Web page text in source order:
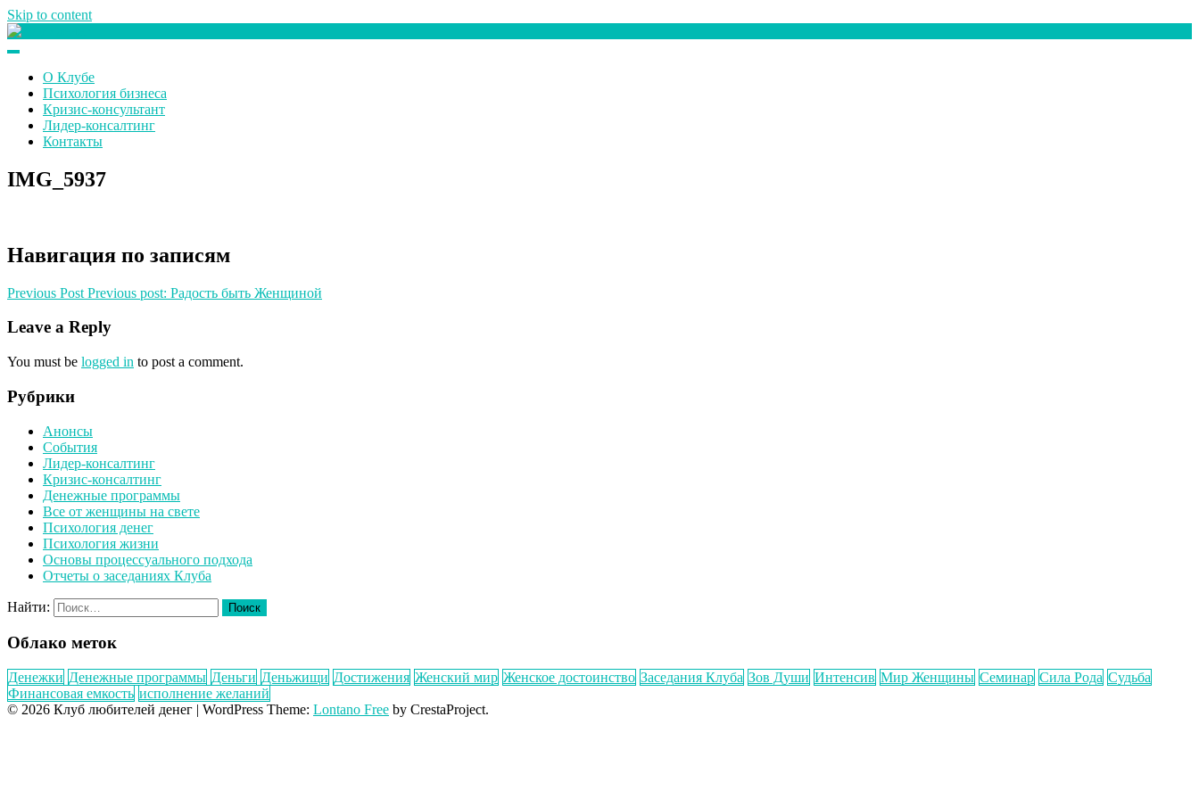
Skip to content
О Клубе
Психология бизнеса
Кризис-консультант
Лидер-консалтинг
Контакты
IMG_5937
Навигация по записям
Previous Post Previous post: Радость быть Женщиной
Leave a Reply
You must be logged in to post a comment.
Рубрики
Анонсы
События
Лидер-консалтинг
Кризис-консалтинг
Денежные программы
Все от женщины на свете
Психология денег
Психология жизни
Основы процессуального подхода
Отчеты о заседаниях Клуба
Найти:
Облако меток
Денежки Денежные программы Деньги Деньжищи Достижения Женский мир Женское достоинство Заседания Клуба Зов Души Интенсив Мир Женщины Семинар Сила Рода Судьба
Финансовая емкость исполнение желаний
© 2026 Клуб любителей денег | WordPress Theme: Lontano Free by CrestaProject.